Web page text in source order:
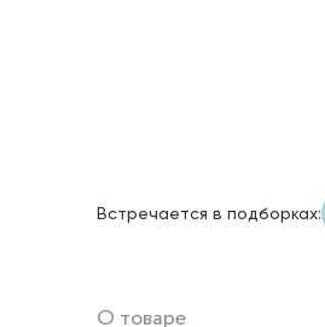
Встречается в подборках:
О товаре